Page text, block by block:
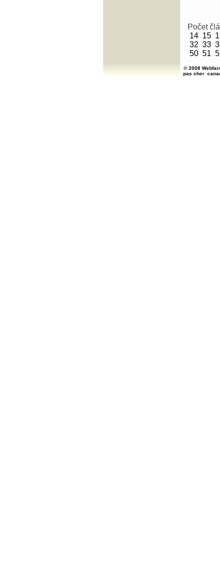
Počet
14 15
32 33
50 51
© 2008
pas cher